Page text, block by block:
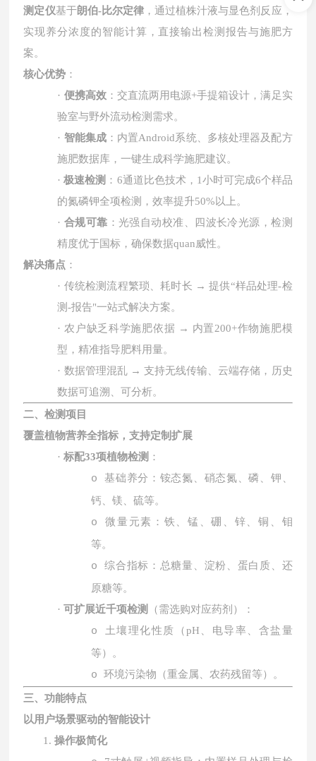
测定仪基于朗伯-比尔定律 ，通过植株汁液与显色剂反应，
实现养分浓度的智能计算，直接输出检测报告与施肥方
案。
核心优势 ：
· 便携高效：交直流两用电源+手提箱设计，满足实
验室与野外流动检测需求。
· 智能集成 ：内置Android系统、多核处理器及配方
施肥数据库，一键生成科学施肥建议。
·极速检测 ： 6通道比色技术， 1小时可完成6个样品
的氮磷钾全项检测，效率提升50% 以上。
· 合规可靠 ：光强自动校准、四波长冷光源，检测
精度优于国标，确保数据quan威性。
解决痛点 ：
· 传统检测流程繁琐、耗时长 →提供“样品处理-检
测-报告"一站式解决方案。
· 农户缺乏科学施肥依据 → 内置200+作物施肥模
型，精准指导肥料用量。
· 数据管理混乱 → 支持无线传输、云端存储，历史
数据可追溯、可分析。
二、检测项目
覆盖植物营养全指标，支持定制扩展
·标配33项植物检测 ：
o基础养分：铵态氮、硝态氮、磷、钾、
钙、镁、硫等。
o微量元素：铁、锰、硼、锌、铜、钼
等。
o综合指标：总糖量、淀粉、蛋白质、还
原糖等。
·可扩展近千项检测 （需选购对应药剂）：
o 土壤理化性质（pH 、电导率、含盐量
等）。
o环境污染物（重金属、农药残留等）。
三、功能特点
以用户场景驱动的智能设计
1.操作极简化